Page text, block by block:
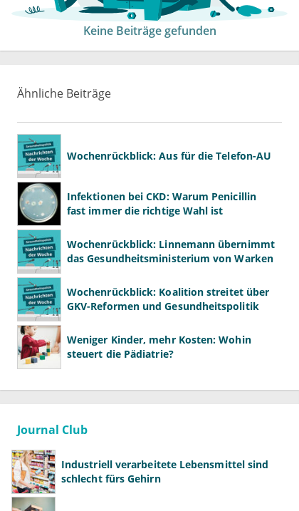
Keine Beiträge gefunden
Ähnliche Beiträge
Wochenrückblick: Aus für die Telefon-AU
Infektionen bei CKD: Warum Penicillin
fast immer die richtige Wahl ist
Wochenrückblick: Linnemann übernimmt
das Gesundheitsministerium von Warken
Wochenrückblick: Koalition streitet über
GKV-Reformen und Gesundheitspolitik
Weniger Kinder, mehr Kosten: Wohin
steuert die Pädiatrie?
Journal Club
Industriell verarbeitete Lebensmittel sind
schlecht fürs Gehirn